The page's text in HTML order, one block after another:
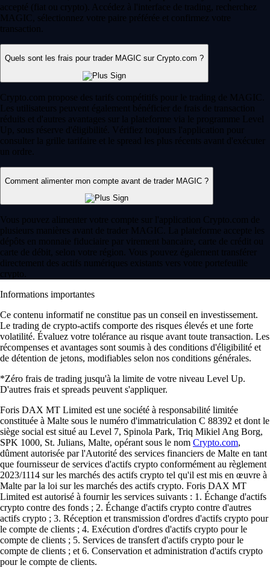
accepté (fiat ou crypto). Accédez à l'interface de trading, recherchez
MAGIC, sélectionnez votre paire préférée et confirmez votre
transaction.
Quels sont les frais pour trader MAGIC sur Crypto.com ?
Crypto.com propose des tarifs compétitifs pour le trading de MAGIC.
Les utilisateurs peuvent également bénéficier de frais de transaction
réduits et d'autres avantages sur la plateforme via le programme Level
Up, sous réserve d'éligibilité. Vérifiez toujours l'application pour
consulter la grille tarifaire et le spread les plus récents avant d'exécuter
un ordre.
Comment alimenter mon compte avant de trader MAGIC ?
Vous pouvez alimenter votre compte sur l'application Crypto.com de
plusieurs manières avant de trader MAGIC. La plateforme accepte les
dépôts en monnaie fiduciaire par virement bancaire, carte de crédit ou
carte de débit, selon votre région. Vous pouvez également transférer
directement des actifs numériques existants vers votre portefeuille
crypto.
Informations importantes
Ce contenu informatif ne constitue pas un conseil en investissement.
Le trading de crypto-actifs comporte des risques élevés et une forte
volatilité. Évaluez votre tolérance au risque avant toute transaction. Les
récompenses et avantages sont soumis à des conditions d'éligibilité et
de détention de jetons, modifiables selon nos conditions générales.
*Zéro frais de trading jusqu'à la limite de votre niveau Level Up.
D'autres frais et spreads peuvent s'appliquer.
Foris DAX MT Limited est une société à responsabilité limitée
constituée à Malte sous le numéro d'immatriculation C 88392 et dont le
siège social est situé au Level 7, Spinola Park, Triq Mikiel Ang Borg,
SPK 1000, St. Julians, Malte, opérant sous le nom Crypto.com,
dûment autorisée par l'Autorité des services financiers de Malte en tant
que fournisseur de services d'actifs crypto conformément au règlement
2023/1114 sur les marchés des actifs crypto tel qu'il est mis en œuvre à
Malte par la loi sur les marchés des actifs crypto. Foris DAX MT
Limited est autorisé à fournir les services suivants : 1. Échange d'actifs
crypto contre des fonds ; 2. Échange d'actifs crypto contre d'autres
actifs crypto ; 3. Réception et transmission d'ordres d'actifs crypto pour
le compte de clients ; 4. Exécution d'ordres d'actifs crypto pour le
compte de clients ; 5. Services de transfert d'actifs crypto pour le
compte de clients ; et 6. Conservation et administration d'actifs crypto
pour le compte de clients.